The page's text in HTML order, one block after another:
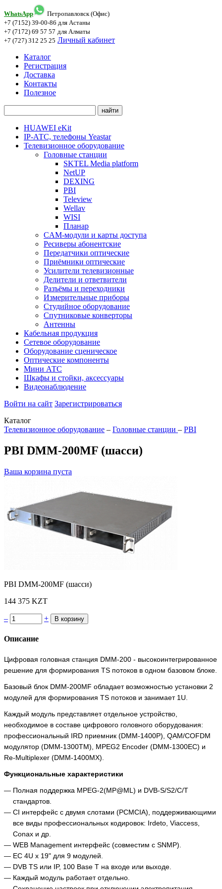
WhatsApp
Петропавловск (Офис)
+7 (7152) 39-00-86 для Астаны
+7 (7172) 69 57 57 для Алматы
+7 (727) 312 25 25 Личный кабинет
Каталог
Регистрация
Доставка
Контакты
Полезное
HUAWEI eKit
IP-АТС, телефоны Yeastar
Телевизионное оборудование
Головные станции
SKTEL Media platform
NetUP
DEXING
PBI
Teleview
Wellav
WISI
Планар
CAM-модули и карты доступа
Ресиверы абонентские
Передатчики оптические
Приёмники оптические
Усилители телевизионные
Делители и ответвители
Разъёмы и переходники
Измерительные приборы
Студийное оборудование
Спутниковые конверторы
Антенны
Кабельная продукция
Сетевое оборудование
Оборудование сценическое
Оптические компоненты
Мини АТС
Шкафы и стойки, аксессуары
Видеонаблюдение
Войти на сайт Зарегистрироваться
Каталог
Телевизионное оборудование – Головные станции – PBI
PBI DMM-200MF (шасси)
Ваша корзина пуста
PBI DMM-200MF (шасси)
144 375 KZT
– +
Описание
Цифровая головная станция DMM-200 - высокоинтегрированное
решение для формирования TS потоков в одном базовом блоке.
Базовый блок DMM-200MF обладает возможностью установки 2
модулей для формирования TS потоков и занимает 1U.
Каждый модуль представляет отдельное устройство,
необходимое в составе цифрового головного оборудования:
профессиональный IRD приемник (DMM-1400P), QAM/COFDM
модулятор (DMM-1300TM), MPEG2 Encoder (DMM-1300EC) и
Re-Multiplexer (DMM-1400MX).
Функциональные характеристики
Полная поддержка MPEG-2(MP@ML) и DVB-S/S2/C/T
стандартов.
CI интерфейс с двумя слотами (PCMCIA), поддерживающими
все виды профессиональных кодировок: Irdeto, Viaccess,
Conax и др.
WEB Management интерфейс (совместим с SNMP).
EC 4U x 19" для 9 модулей.
DVB TS или IP, 100 Base T на входе или выходе.
Каждый модуль работает отдельно.